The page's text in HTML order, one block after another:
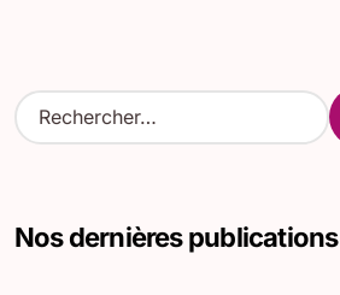
R
e
rNos dernières publications